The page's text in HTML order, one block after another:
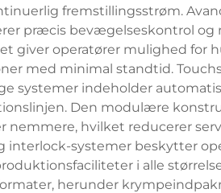
fremstillingsstrøm.
præcis bevægelseskontrol og
giver operatører mulighed for
med minimal standtid.
systemer indeholder
Den modulære
nemmere, hvilket reducerer
systemer beskytter
i alle
herunder